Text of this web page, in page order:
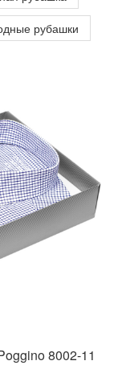
рубашки
8002-11